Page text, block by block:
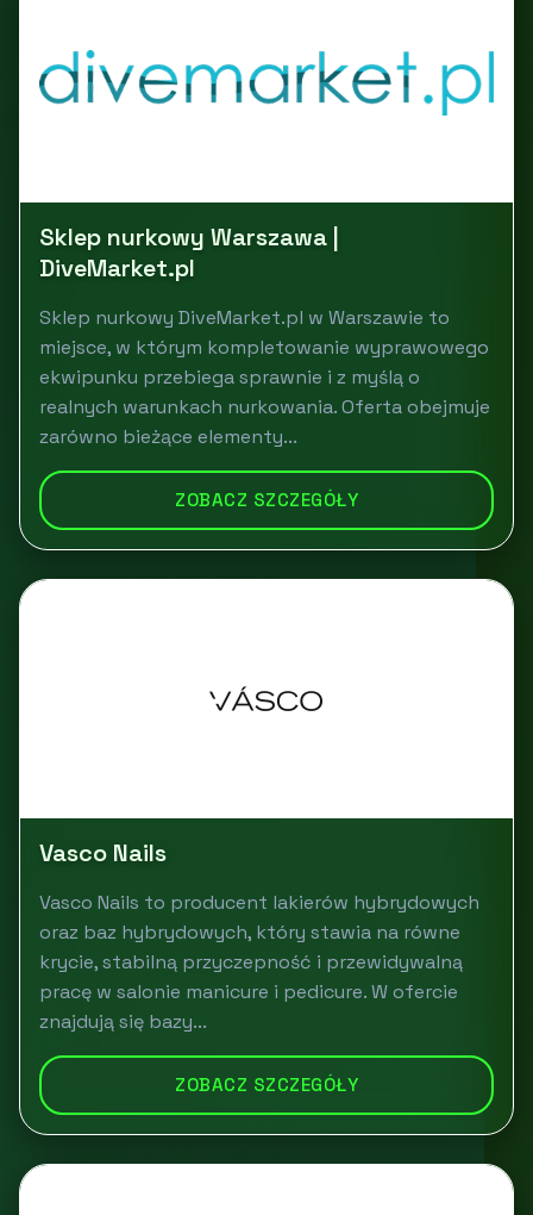
Sklep nurkowy Warszawa |
DiveMarket.pl
Sklep nurkowy DiveMarket.pl w Warszawie to
miejsce, w którym kompletowanie wyprawowego
ekwipunku przebiega sprawnie i z myślą o
realnych warunkach nurkowania. Oferta obejmuje
zarówno bieżące elementy...
ZOBACZ SZCZEGÓŁY
Vasco Nails
Vasco Nails to producent lakierów hybrydowych
oraz baz hybrydowych, który stawia na równe
krycie, stabilną przyczepność i przewidywalną
pracę w salonie manicure i pedicure. W ofercie
znajdują się bazy...
ZOBACZ SZCZEGÓŁY